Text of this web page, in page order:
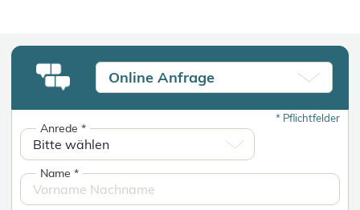
Online Anfrage
*Pflichtfelder
Anrede*
Name*